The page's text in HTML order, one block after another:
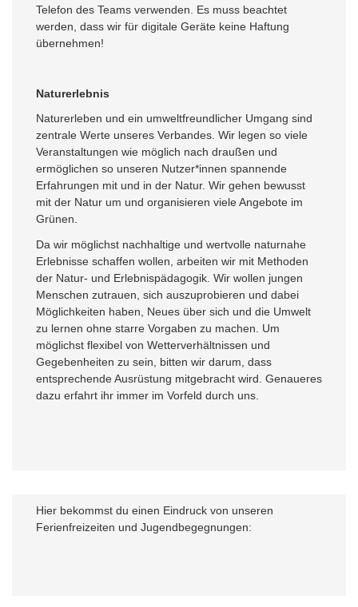
Telefon des Teams verwenden. Es muss beachtet
werden, dass wir für digitale Geräte keine Haftung
übernehmen!
Naturerlebnis
Naturerleben und ein umweltfreundlicher Umgang sind
zentrale Werte unseres Verbandes. Wir legen so viele
Veranstaltungen wie möglich nach draußen und
ermöglichen so unseren Nutzer*innen spannende
Erfahrungen mit und in der Natur. Wir gehen bewusst
mit der Natur um und organisieren viele Angebote im
Grünen.
Da wir möglichst nachhaltige und wertvolle naturnahe
Erlebnisse schaffen wollen, arbeiten wir mit Methoden
der Natur- und Erlebnispädagogik. Wir wollen jungen
Menschen zutrauen, sich auszuprobieren und dabei
Möglichkeiten haben, Neues über sich und die Umwelt
zu lernen ohne starre Vorgaben zu machen. Um
möglichst flexibel von Wetterverhältnissen und
Gegebenheiten zu sein, bitten wir darum, dass
entsprechende Ausrüstung mitgebracht wird. Genaueres
dazu erfahrt ihr immer im Vorfeld durch uns.
Hier bekommst du einen Eindruck von unseren
Ferienfreizeiten und Jugendbegegnungen: